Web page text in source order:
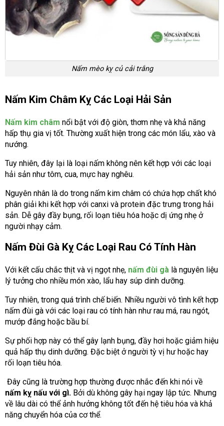
Nấm mèo kỵ củ cải trắng
Nấm Kim Châm Kỵ Các Loại Hải Sản
Nấm kim châm nổi bật với độ giòn, thơm nhẹ và khả năng
hấp thụ gia vị tốt. Thường xuất hiện trong các món lẩu, xào và
nướng.
Tuy nhiên, đây lại là loại nấm không nên kết hợp với các loại
hải sản như tôm, cua, mực hay nghêu.
Nguyên nhân là do trong nấm kim châm có chứa hợp chất khó
phân giải khi kết hợp với canxi và protein đặc trưng trong hải
sản. Dễ gây đầy bụng, rối loạn tiêu hóa hoặc dị ứng nhẹ ở
người nhạy cảm.
Nấm Đùi Gà Kỵ Các Loại Rau Có Tính Hàn
Với kết cấu chắc thịt và vị ngọt nhẹ, nấm đùi gà là nguyên liệu
lý tưởng cho nhiều món xào, lẩu hay súp dinh dưỡng.
Tuy nhiên, trong quá trình chế biến. Nhiều người vô tình kết hợp
nấm đùi gà với các loại rau có tính hàn như rau má, rau ngót,
mướp đắng hoặc bầu bí.
Sự phối hợp này có thể gây lạnh bụng, đầy hơi hoặc giảm hiệu
quả hấp thụ dinh dưỡng. Đặc biệt ở người tỳ vị hư hoặc hay
rối loạn tiêu hóa.
Đây cũng là trường hợp thường được nhắc đến khi nói về
nấm kỵ nấu với gì. Bởi dù không gây hại ngay lập tức. Nhưng
về lâu dài có thể ảnh hưởng không tốt đến hệ tiêu hóa và khả
năng chuyển hóa của cơ thể.